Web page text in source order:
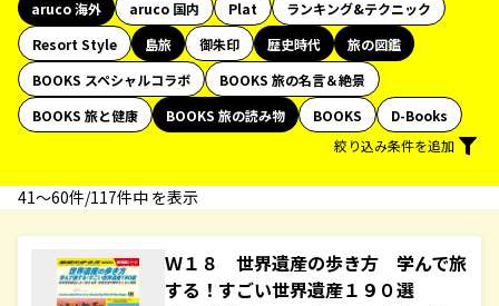
aruco 海外
aruco 国内 Plat
ランキング&テクニック
Resort Style
島旅 御朱印 歴史時代
旅の図鑑
BOOKS スペシャルコラボ
BOOKS 旅の名言＆絶景
BOOKS 旅と健康
BOOKS 旅の読み物 BOOKS
D-Books
絞り込み条件を追加
41〜60件/117件中 を表示
Ｗ１８ 世界遺産の歩き方 学んで旅
する！すごい世界遺産１９０選